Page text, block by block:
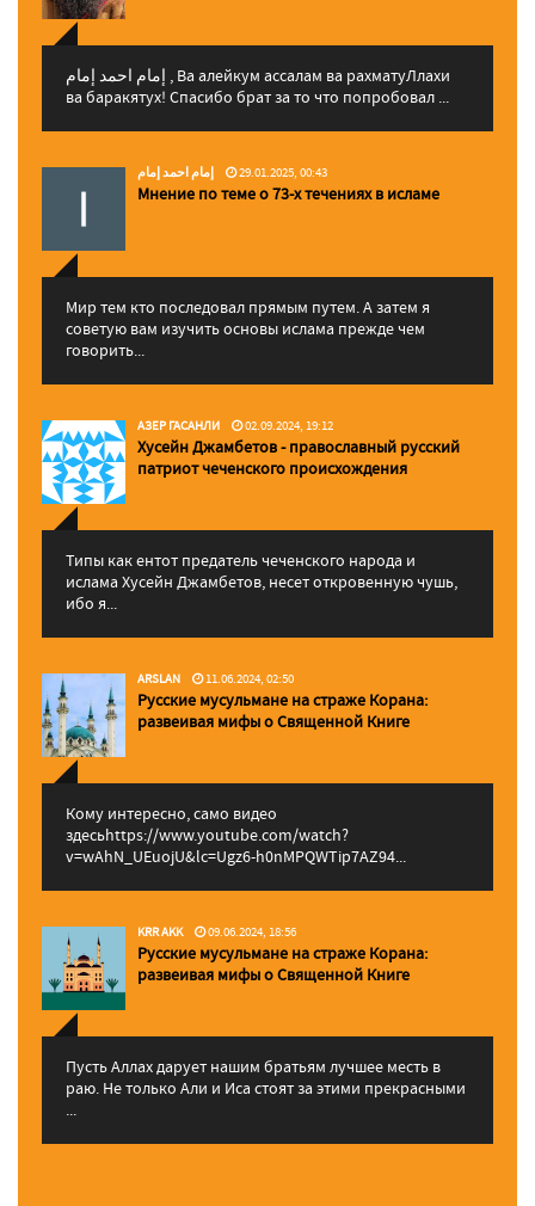
إمام احمد إمام , Ва алейкум ассалам ва рахматуЛлахи
ва баракятух! Спасибо брат за то что попробовал ...
إمام احمد إمام 29.01.2025, 00:43
Мнение по теме о 73-х течениях в исламе
Мир тем кто последовал прямым путем. А затем я
советую вам изучить основы ислама прежде чем
говорить...
АЗЕР ГАСАНЛИ 02.09.2024, 19:12
Хусейн Джамбетов - православный русский
патриот чеченского происхождения
Типы как ентот предатель чеченского народа и
ислама Хусейн Джамбетов, несет откровенную чушь,
ибо я...
ARSLAN 11.06.2024, 02:50
Русские мусульмане на страже Корана:
pазвеивая мифы о Священной Книге
Кому интересно, само видео
здесьhttps://www.youtube.com/watch?
v=wAhN_UEuojU&lc=Ugz6-h0nMPQWTip7AZ94...
KRR AKK 09.06.2024, 18:56
Русские мусульмане на страже Корана:
pазвеивая мифы о Священной Книге
Пусть Аллах дарует нашим братьям лучшее месть в
раю. Не только Али и Иса стоят за этими прекрасными
...